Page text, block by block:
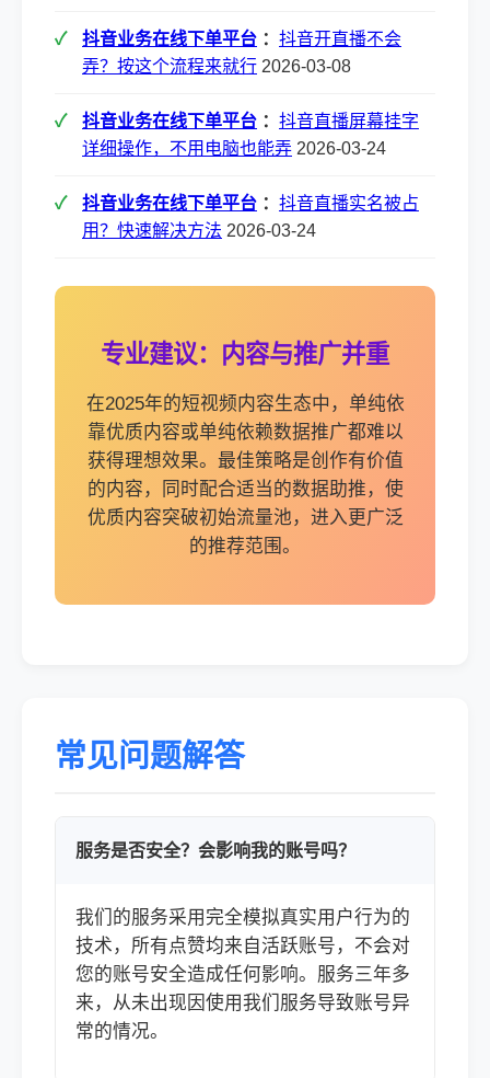
抖音业务在线下单平台 ： 抖音开直播不会
弄？按这个流程来就行 2026-03-08
抖音业务在线下单平台 ： 抖音直播屏幕挂字
详细操作，不用电脑也能弄 2026-03-24
抖音业务在线下单平台 ： 抖音直播实名被占
用？快速解决方法 2026-03-24
专业建议：内容与推广并重
在2025年的短视频内容生态中，单纯依
靠优质内容或单纯依赖数据推广都难以
获得理想效果。最佳策略是创作有价值
的内容，同时配合适当的数据助推，使
优质内容突破初始流量池，进入更广泛
的推荐范围。
常见问题解答
服务是否安全？会影响我的账号吗？
我们的服务采用完全模拟真实用户行为的
技术，所有点赞均来自活跃账号，不会对
您的账号安全造成任何影响。服务三年多
来，从未出现因使用我们服务导致账号异
常的情况。